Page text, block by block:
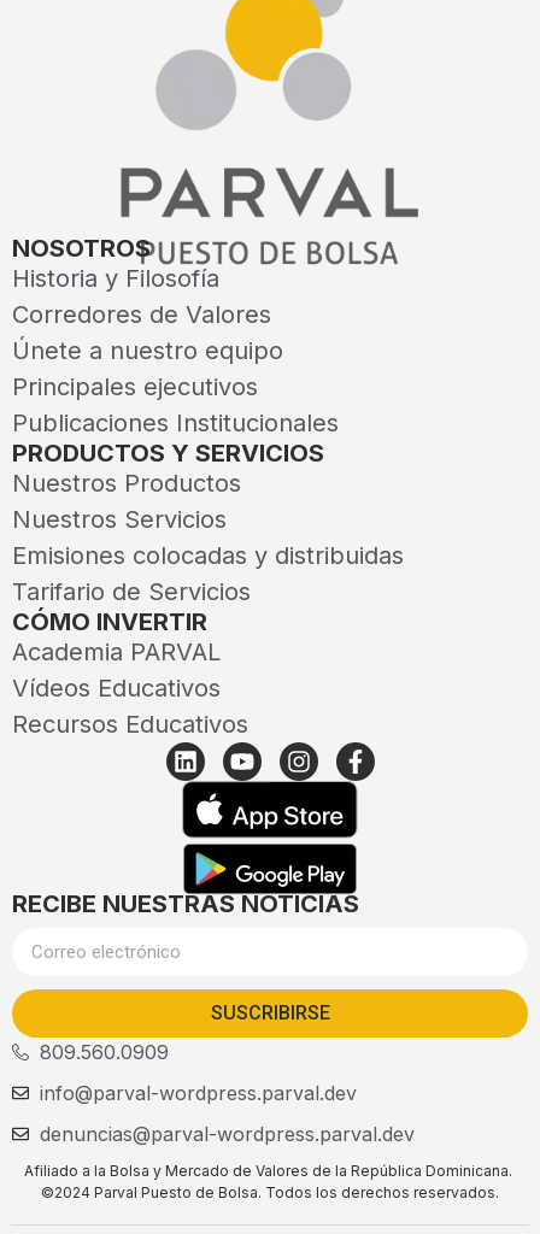
NOSOTROS
Historia y Filosofía
Corredores de Valores
Únete a nuestro equipo
Principales ejecutivos
Publicaciones Institucionales
PRODUCTOS Y SERVICIOS
Nuestros Productos
Nuestros Servicios
Emisiones colocadas y distribuidas
Tarifario de Servicios
CÓMO INVERTIR
Academia PARVAL
Vídeos Educativos
Recursos Educativos
RECIBE NUESTRAS NOTICIAS
SUSCRIBIRSE
809.560.0909
info@parval-wordpress.parval.dev
denuncias@parval-wordpress.parval.dev
Afiliado a la Bolsa y Mercado de Valores de la República Dominicana.
©2024 Parval Puesto de Bolsa. Todos los derechos reservados.